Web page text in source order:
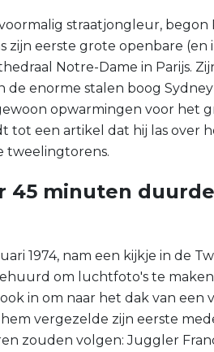
straatjongleur, begon
zijn eerste grote openbare (en
Notre-Dame in Parijs.
de enorme stalen boog
opwarmingen voor het
tot een artikel dat hij las over
tweelingtorens.
45 minuten
1974, nam een ​​kijkje in de
om luchtfoto's te
in om naar het dak van een
vergezelde zijn eerste
zouden volgen: Juggler